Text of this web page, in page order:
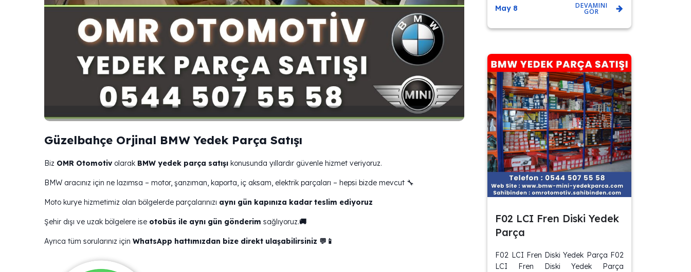
Güzelbahçe Orjinal BMW Yedek Parça Satışı
Biz OMR Otomotivolarak BMW yedek parça satışı konusunda yıllardır güvenle hizmet veriyoruz.
BMW aracınız için ne lazımsa – motor, şanzıman, kaporta, iç aksam, elektrik parçaları – hepsi bizde mevcut 🔧
Moto kurye hizmetimiz olan bölgelerde parçalarınızı aynı gün kapınıza kadar teslim ediyoruz
Şehir dışı ve uzak bölgelere ise otobüs ile aynı gün gönderim sağlıyoruz.🚚
Ayrıca tüm sorularınız için WhatsApp hattımızdan bize direkt ulaşabilirsiniz 💬📱
May 8 DEVAMINI
GÖR
F02 LCI Fren Diski Yedek
Parça
F02 LCI Fren Diski Yedek Parça F02
LCI Fren Diski Yedek Parça